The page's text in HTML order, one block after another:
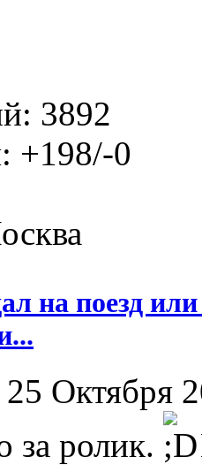
3892
+198/-0
на поезд
25 Октября
за ролик.